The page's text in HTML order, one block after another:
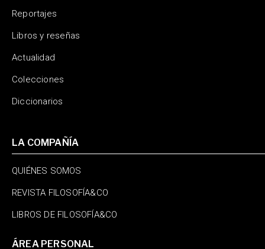
Reportajes
Libros y reseñas
Actualidad
Colecciones
Diccionarios
LA COMPAÑÍA
QUIÉNES SOMOS
REVISTA FILOSOFÍA&CO
LIBROS DE FILOSOFÍA&CO
ÁREA PERSONAL